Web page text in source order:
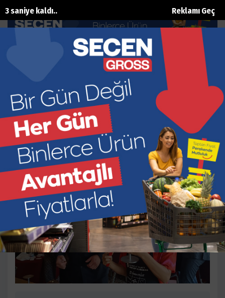
Reklamı Geç
3 saniye kaldı..
Antalya’dan Nürnberg’e: Tatlı bir
tanışma
Ana Sayfa Dünya